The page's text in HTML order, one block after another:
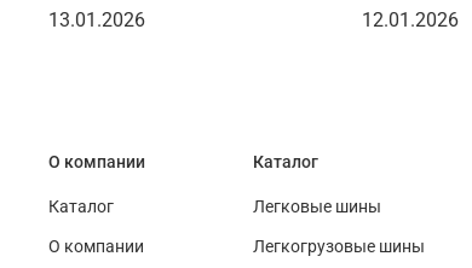
13.01.2026
12.01.2026
О компании
Каталог
О компании
Каталог
Легковые шины
Легкогрузовые шины